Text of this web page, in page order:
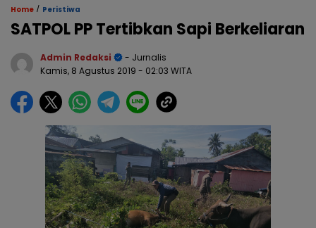
Home / Peristiwa
SATPOL PP Tertibkan Sapi Berkeliaran
Admin Redaksi
- Jurnalis
Kamis, 8 Agustus 2019 - 02:03 WITA